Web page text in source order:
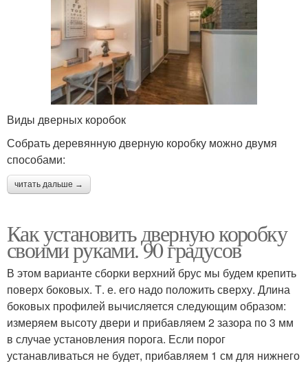
Виды дверных коробок
Собрать деревянную дверную коробку можно двумя
способами:
читать дальше →
Как установить дверную коробку
своими руками. 90 градусов
В этом варианте сборки верхний брус мы будем крепить
поверх боковых. Т. е. его надо положить сверху. Длина
боковых профилей вычисляется следующим образом:
измеряем высоту двери и прибавляем 2 зазора по 3 мм
в случае установления порога. Если порог
устанавливаться не будет, прибавляем 1 см для нижнего